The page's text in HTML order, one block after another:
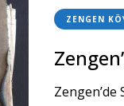
ZENGEN
Zengen’de